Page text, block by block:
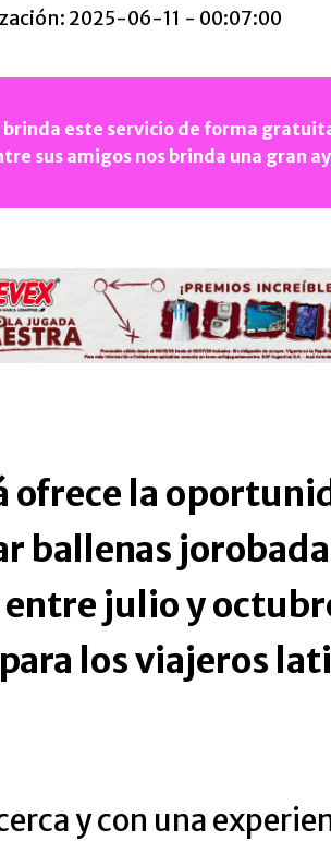
2025-06-11 - 00:07:00
brinda este servicio de forma
sus amigos nos brinda una gran
ofrece la
ballenas
julio y
los viajeros
y con una